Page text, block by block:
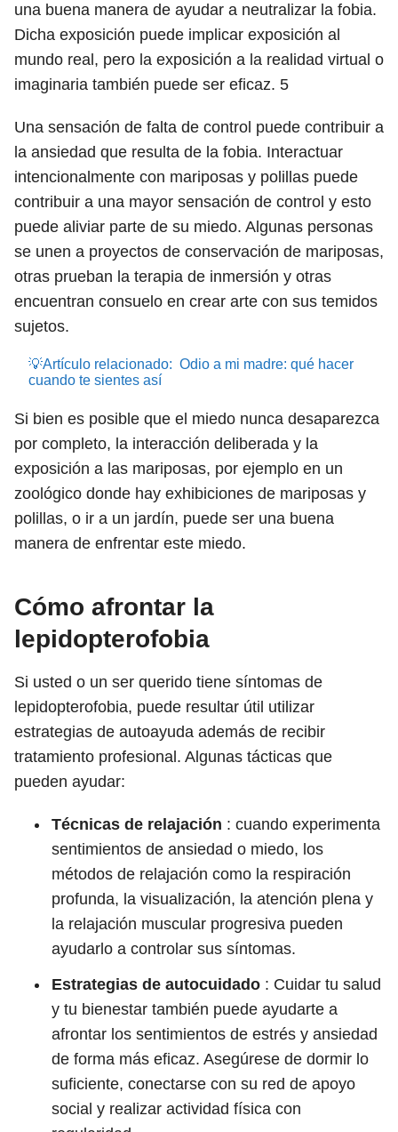
una buena manera de ayudar a neutralizar la fobia.
Dicha exposición puede implicar exposición al
mundo real, pero la exposición a la realidad virtual o
imaginaria también puede ser eficaz. 5
Una sensación de falta de control puede contribuir a
la ansiedad que resulta de la fobia. Interactuar
intencionalmente con mariposas y polillas puede
contribuir a una mayor sensación de control y esto
puede aliviar parte de su miedo. Algunas personas
se unen a proyectos de conservación de mariposas,
otras prueban la terapia de inmersión y otras
encuentran consuelo en crear arte con sus temidos
sujetos.
💡Artículo relacionado: Odio a mi madre: qué hacer
cuando te sientes así
Si bien es posible que el miedo nunca desaparezca
por completo, la interacción deliberada y la
exposición a las mariposas, por ejemplo en un
zoológico donde hay exhibiciones de mariposas y
polillas, o ir a un jardín, puede ser una buena
manera de enfrentar este miedo.
Cómo afrontar la
lepidopterofobia
Si usted o un ser querido tiene síntomas de
lepidopterofobia, puede resultar útil utilizar
estrategias de autoayuda además de recibir
tratamiento profesional. Algunas tácticas que
pueden ayudar:
Técnicas de relajación : cuando experimenta
sentimientos de ansiedad o miedo, los
métodos de relajación como la respiración
profunda, la visualización, la atención plena y
la relajación muscular progresiva pueden
ayudarlo a controlar sus síntomas.
Estrategias de autocuidado : Cuidar tu salud
y tu bienestar también puede ayudarte a
afrontar los sentimientos de estrés y ansiedad
de forma más eficaz. Asegúrese de dormir lo
suficiente, conectarse con su red de apoyo
social y realizar actividad física con